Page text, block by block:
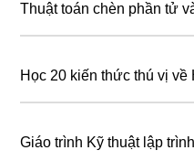
Thuật toán chèn phần tử
Học 20 kiến thức thú vị về
Giáo trình Kỹ thuật lập